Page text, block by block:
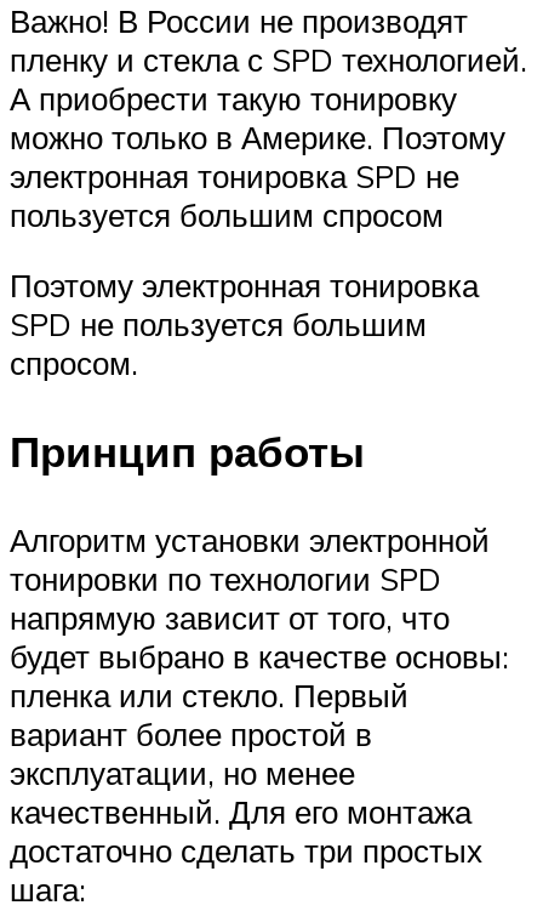
Важно! В России не производят
пленку и стекла с SPD технологией.
А приобрести такую тонировку
можно только в Америке. Поэтому
электронная тонировка SPD не
пользуется большим спросом
Поэтому электронная тонировка
SPD не пользуется большим
спросом.
Принцип работы
Алгоритм установки электронной
тонировки по технологии SPD
напрямую зависит от того, что
будет выбрано в качестве основы:
пленка или стекло. Первый
вариант более простой в
эксплуатации, но менее
качественный. Для его монтажа
достаточно сделать три простых
шага: